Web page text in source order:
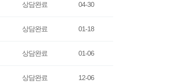
상담완료 04-30
상담완료 01-18
상담완료 01-06
상담완료 12-06